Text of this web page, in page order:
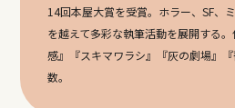
14回本屋大賞を受賞。ホラー、SF、
を越えて多彩な執筆活動を展開する
感』『スキマワラシ』『灰の劇場』
数。